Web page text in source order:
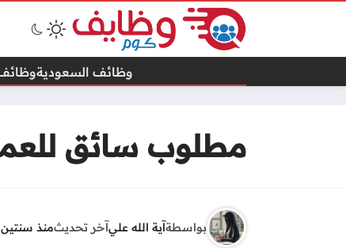
وظائف السعوديةوظائف
مطلوب سائق
بواسطةآية الله عليآخر تحديثمنذ سنتين